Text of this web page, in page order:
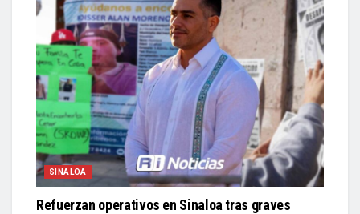
SINALOA
Refuerzan operativos en Sinaloa tras graves